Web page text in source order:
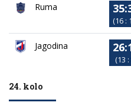
Ruma
(16 :
Jagodina
(13 :
24. kolo